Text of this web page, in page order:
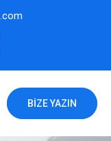
BIZE YAZIN